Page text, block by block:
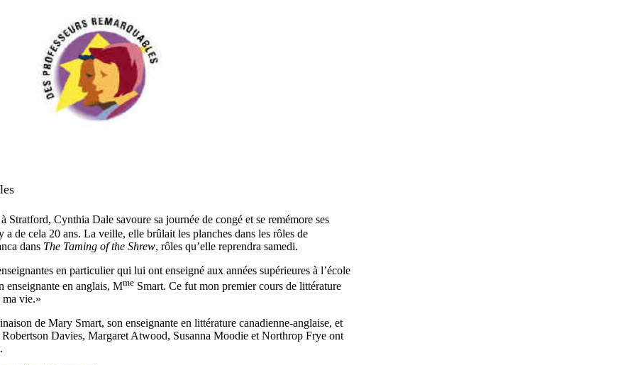
Stratford, Cynthia Dale savoure sa journée de congé et se remémore ses
a de cela 20 ans. La veille, elle brûlait les planches dans les rôles de
dans The Taming of the Shrew, rôles qu’elle reprendra samedi.
en particulier qui lui ont enseigné aux années supérieures à l’école
enseignante en anglais, Mme Smart. Ce fut mon premier cours de littérature
ma vie.»
de Mary Smart, son enseignante en littérature canadienne-anglaise, et
Davies, Margaret Atwood, Susanna Moodie et Northrop Frye ont